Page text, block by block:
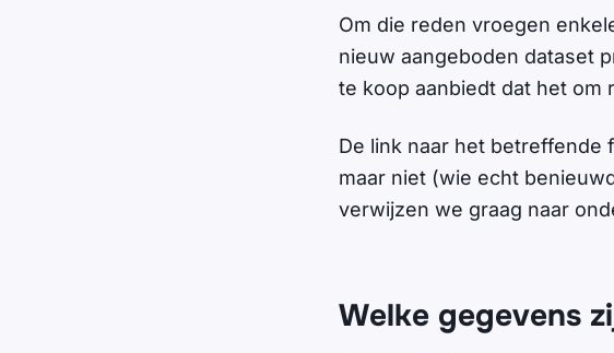
Om die reden vroegen
nieuw aangeboden dataset
te koop aanbiedt dat het om
De link naar het betreffende
maar niet (wie echt
verwijzen we graag naar
Welke gegevens